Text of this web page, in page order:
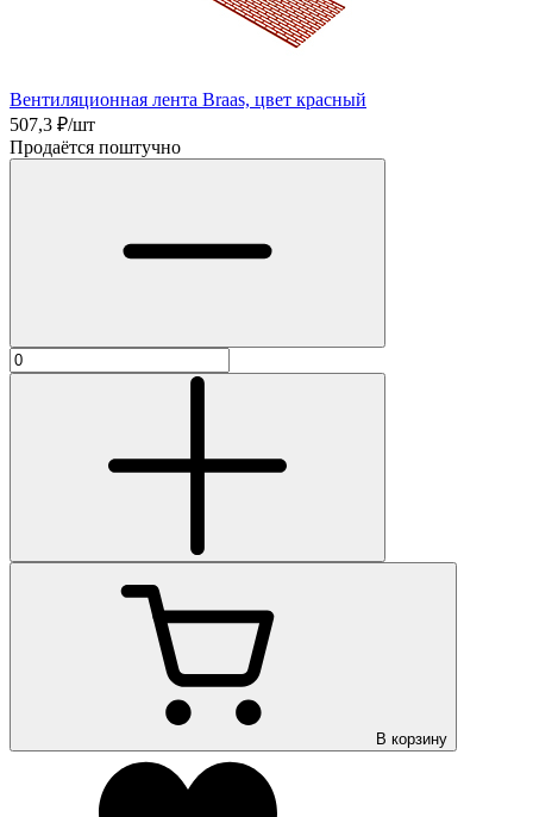
Вентиляционная лента Braas, цвет красный
507,3 ₽/шт
Продаётся поштучно
В корзину